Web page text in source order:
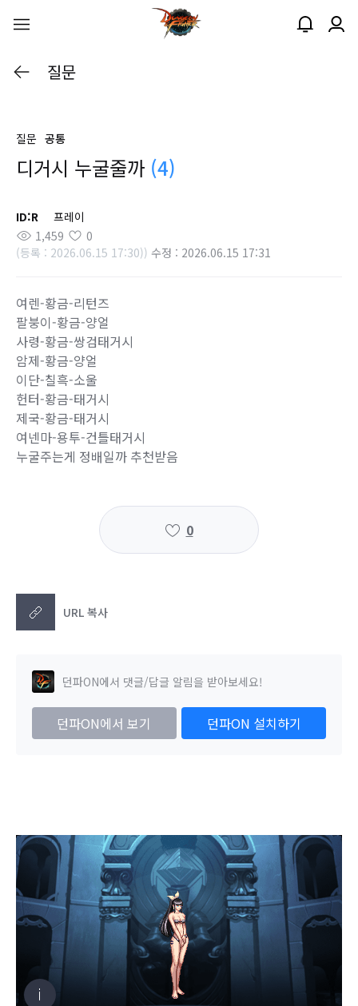
질문
질문 공통
디거시 누굴줄까 (4)
ID:R
프레이
1,459
0
(등록 : 2026.06.15 17:30)) 수정 : 2026.06.15 17:31
여렌-황금-리턴즈
팔붕이-황금-양얼
사령-황금-쌍검태거시
암제-황금-양얼
이단-칠흑-소울
헌터-황금-태거시
제국-황금-태거시
여넨마-용투-건틀태거시
누굴주는게 정배일까 추천받음
0
URL 복사
던파ON에서 댓글/답글 알림을 받아보세요!
던파ON에서 보기 던파ON 설치하기